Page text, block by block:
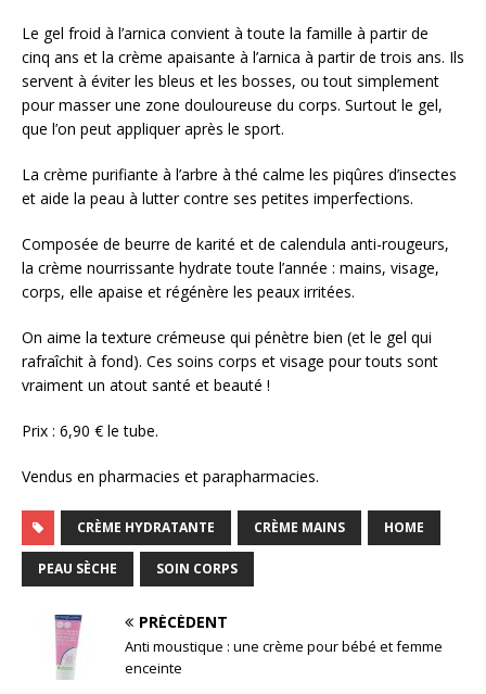
Le gel froid à l’arnica convient à toute la famille à partir de
cinq ans et la crème apaisante à l’arnica à partir de trois ans. Ils
servent à éviter les bleus et les bosses, ou tout simplement
pour masser une zone douloureuse du corps. Surtout le gel,
que l’on peut appliquer après le sport.
La crème purifiante à l’arbre à thé calme les piqûres d’insectes
et aide la peau à lutter contre ses petites imperfections.
Composée de beurre de karité et de calendula anti-rougeurs,
la crème nourrissante hydrate toute l’année : mains, visage,
corps, elle apaise et régénère les peaux irritées.
On aime la texture crémeuse qui pénètre bien (et le gel qui
rafraîchit à fond). Ces soins corps et visage pour touts sont
vraiment un atout santé et beauté !
Prix : 6,90 € le tube.
Vendus en pharmacies et parapharmacies.
CRÈME HYDRATANTE CRÈME MAINS HOME
PEAU SÈCHE SOIN CORPS
PRÉCÉDENT
Anti moustique : une crème pour bébé et femme
enceinte